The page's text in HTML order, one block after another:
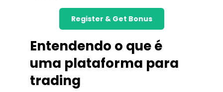
Register & Get Bonus
Entendendo o que é
uma plataforma para
trading